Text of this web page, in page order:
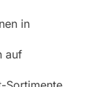
in
auf